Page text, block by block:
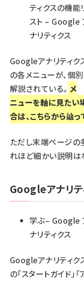
ティクスの機能
スト – Google
ナリティクス
Googleアナリティク
の各メニューが、個
解説されている。 メ
ニューを軸に見たい
合は、こちらから辿
ただし末端ページの
れほど細かい説明は
Googleアナリテ
学ぶ– Google
ナリティクス
Googleアナリティク
の「スタートガイド」「